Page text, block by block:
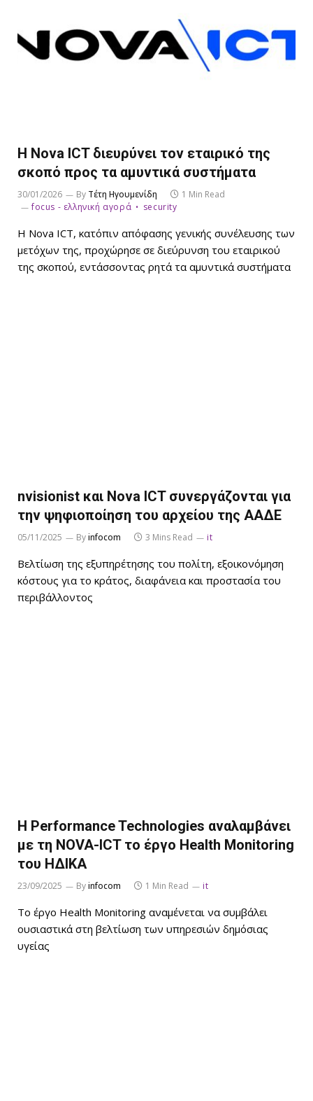
Η Nova ICT διευρύνει τον εταιρικό της
σκοπό προς τα αμυντικά συστήματα
30/01/2026 By Τέτη Ηγουμενίδη
1 Min Read
focus - ελληνική αγορά
security
Η Nova ICT, κατόπιν απόφασης γενικής συνέλευσης των
μετόχων της, προχώρησε σε διεύρυνση του εταιρικού
της σκοπού, εντάσσοντας ρητά τα αμυντικά συστήματα
nvisionist και Nova ICT συνεργάζονται για
την ψηφιοποίηση του αρχείου της ΑΑΔΕ
05/11/2025 Byinfocom 3 Mins Read it
Βελτίωση της εξυπηρέτησης του πολίτη, εξοικονόμηση
κόστους για το κράτος, διαφάνεια και προστασία του
περιβάλλοντος
Η Performance Technologies αναλαμβάνει
με τη NOVA-ICT το έργο Health Monitoring
του ΗΔΙΚΑ
23/09/2025 Byinfocom 1 Min Read it
Το έργο Health Monitoring αναμένεται να συμβάλει
ουσιαστικά στη βελτίωση των υπηρεσιών δημόσιας
υγείας